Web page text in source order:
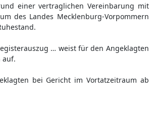
einer vertraglichen Vereinbarung mit
des Landes Mecklenburg-Vorpommern
… weist für den Angeklagten
auf.
bei Gericht im Vortatzeitraum ab